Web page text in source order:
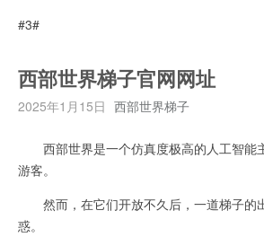
#3#
西部世界梯子官网网址
2025年1月15日 西部世界梯子
西部世界是一个仿真度极高的人工智能
游客。
然而，在它们开放不久后，一道梯子的
惑。